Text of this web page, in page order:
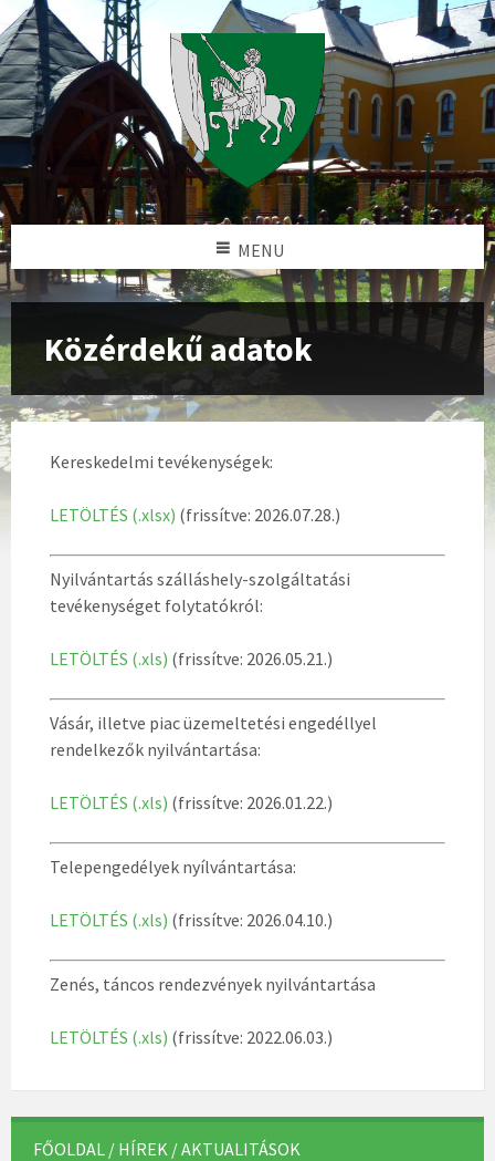
MENU
Közérdekű adatok
Kereskedelmi tevékenységek:
LETÖLTÉS (.xlsx) (frissítve: 2026.07.28.)
Nyilvántartás szálláshely-szolgáltatási
tevékenységet folytatókról:
LETÖLTÉS (.xls) (frissítve: 2026.05.21.)
Vásár, illetve piac üzemeltetési engedéllyel
rendelkezők nyilvántartása:
LETÖLTÉS (.xls) (frissítve: 2026.01.22.)
Telepengedélyek nyílvántartása:
LETÖLTÉS (.xls) (frissítve: 2026.04.10.)
Zenés, táncos rendezvények nyilvántartása
LETÖLTÉS (.xls) (frissítve: 2022.06.03.)
FŐOLDAL / HÍREK / AKTUALITÁSOK